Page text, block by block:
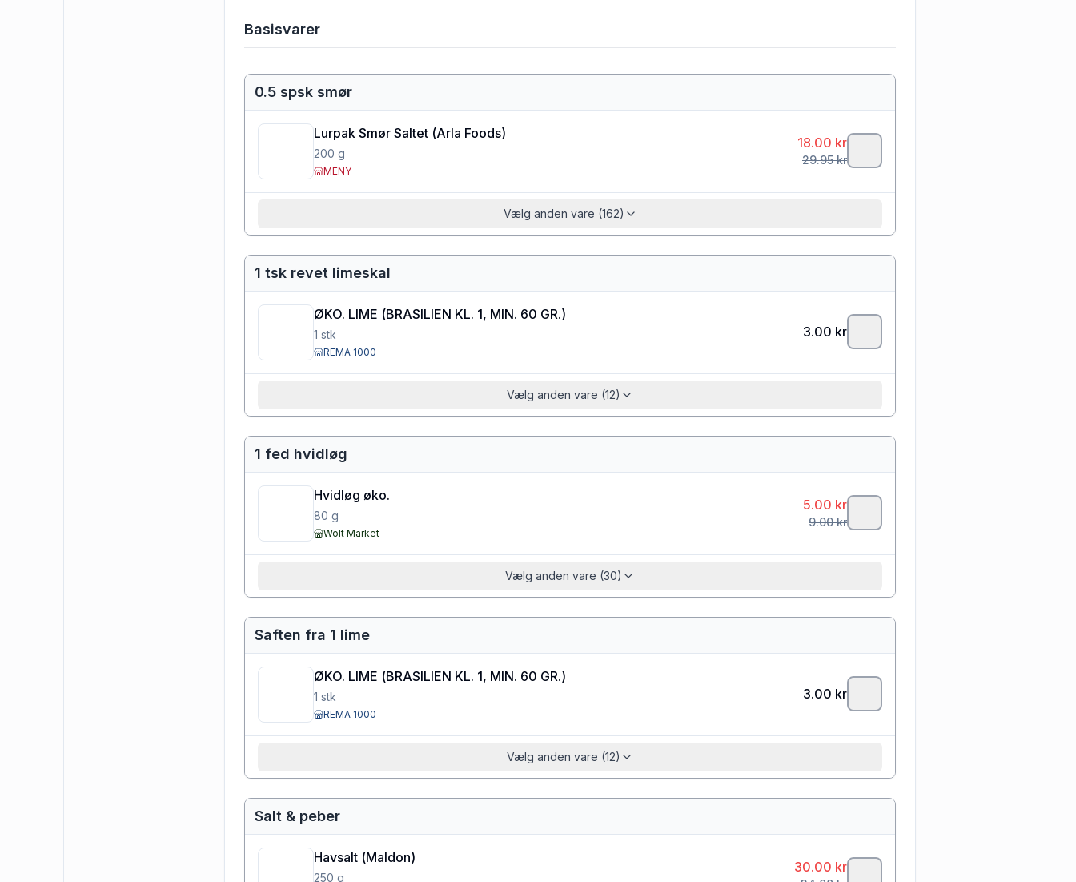
Basisvarer
0.5 spsk smør
Lurpak Smør Saltet (Arla Foods)
200 g
MENY
18.00 kr
29.95kr
Vælg anden vare (162)
1 tsk revet limeskal
ØKO. LIME (BRASILIEN KL. 1, MIN. 60 GR.)
1 stk
REMA 1000
3.00 kr
Vælg anden vare (12)
1 fed hvidløg
Hvidløg øko.
80 g
Wolt Market
5.00 kr
9.00kr
Vælg anden vare (30)
Saften fra 1 lime
ØKO. LIME (BRASILIEN KL. 1, MIN. 60 GR.)
1 stk
REMA 1000
3.00 kr
Vælg anden vare (12)
Salt & peber
Havsalt (Maldon)
250 g
30.00 kr